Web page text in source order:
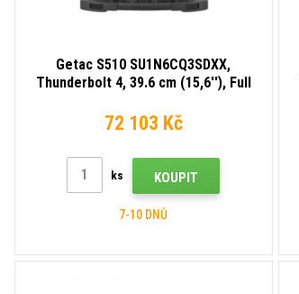
Getac S510 SU1N6CQ3SDXX,
Thunderbolt 4, 39.6 cm (15,6''), Full
Wi-Fi, SSD, Win. 11 Pro
72 103 Kč
ks KOUPIT
7-10 DNŮ